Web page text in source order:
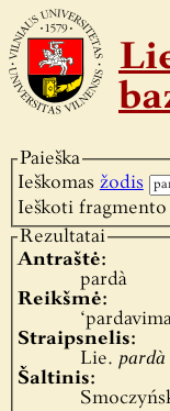
Paieška
Ieškomas žodis
Ieškoti fragmento
Rezultatai
Antraštė:
pardà
Reikšmė:
Straipsnelis:
Lie. pardà
Šaltinis: